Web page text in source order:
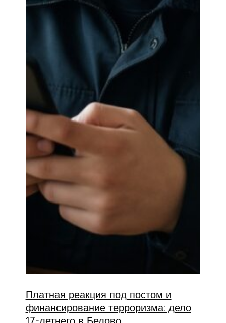
Платная реакция под постом и
финансирование терроризма: дело